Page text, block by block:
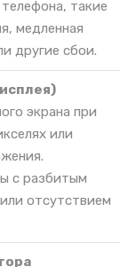
такие
медленная
другие сбои.
экрана при
или
с разбитым
отсутствием